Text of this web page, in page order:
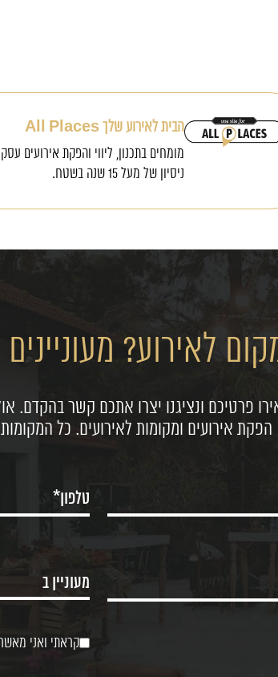
הבית לאירוע שלך All Places
מומחים בתכנון, ליווי והפקת אירועים
ניסיון של מעל 15 שנה בשטח.
לאירוע?
פרטיכם ונציגנו יצרו אתכם קשר בהקדם.
הפקת אירועים ומקומות לאירועים. כל
קראתי ואני